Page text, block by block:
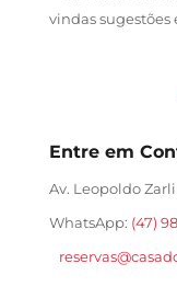
vindas sugestões
Entre em
Av. Leopoldo
WhatsApp: (47)